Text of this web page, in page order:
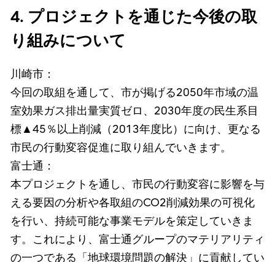
4. プロジェクトを通じた今後の取
り組みについて
川崎市：
今回の取組を通して、市が掲げる2050年市域の温
室効果ガス排出量実質ゼロ、2030年度の民生系目
標▲45％以上削減（2013年度比）に向け、更なる
市民の行動変容促進に取り組んでいきます。
富士通：
本プロジェクトを通し、市民の行動変容に影響を与
える要因の分析や各取組のCO2削減効果の可視化
を行い、持続可能な事業モデルを策定していきま
す。これにより、富士通グループのマテリアリティ
の一つである「地球環境問題の解決」に貢献してい